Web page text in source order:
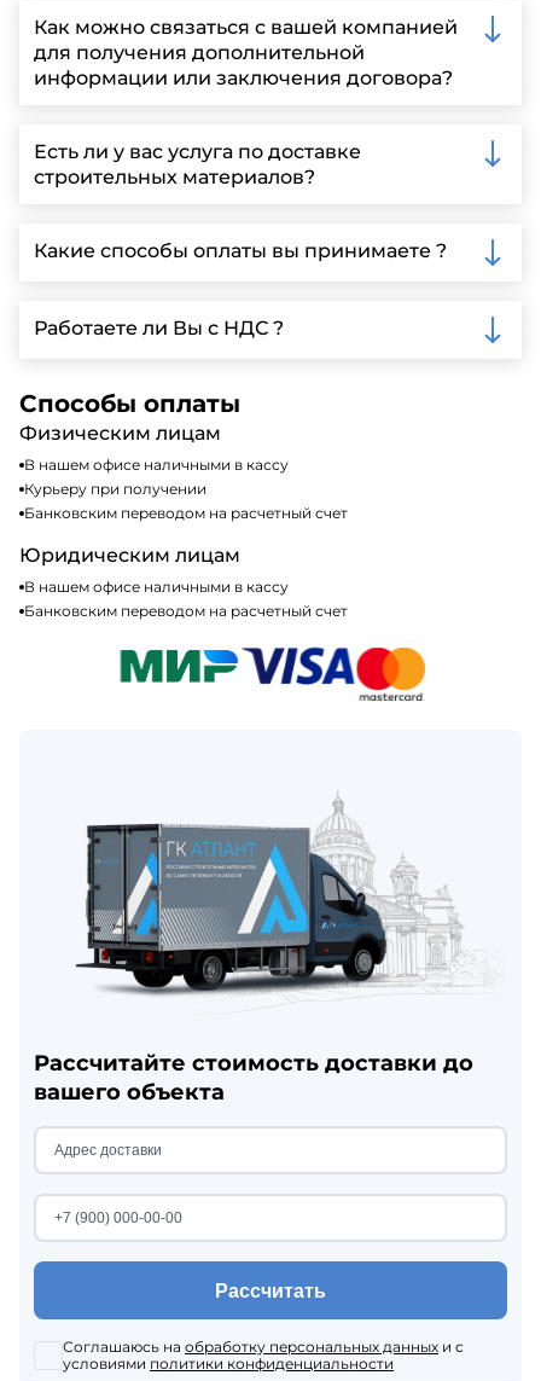
Как можно связаться с вашей компанией
для получения дополнительной
информации или заключения договора?
запрос через нашу официальную почту или
заполнить форму на нашем сайте для более
детальной информации и организации встречи.
Есть ли у вас услуга по доставке
строительных материалов?
Ленинградской области, у нас собственный
автопарк, для обеспечения быстрой и надежной
Какие способы оплаты вы принимаете ?
включая наличные, банковские переводы,
кредитные карты. Подробную информацию о
Работаете ли Вы с НДС ?
налогообложения, т.е с НДС 20%
Способы оплаты
Физическим лицам
В нашем офисе наличными в кассу
Курьеру при получении
Банковским переводом на расчетный счет
Юридическим лицам
В нашем офисе наличными в кассу
Банковским переводом на расчетный счет
Рассчитайте стоимость доставки до
вашего объекта
Рассчитать
Соглашаюсь на обработку персональных данных и с
условиями политики конфиденциальности